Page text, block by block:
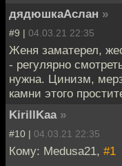
дядюшкаАслан »
#9 | 04.03.21 22:35
Женя заматерел,
- регулярно
нужна. Цинизм,
камни этого
KirillKaa »
#10 | 04.03.21 22:35
Кому: Medusa21, #1